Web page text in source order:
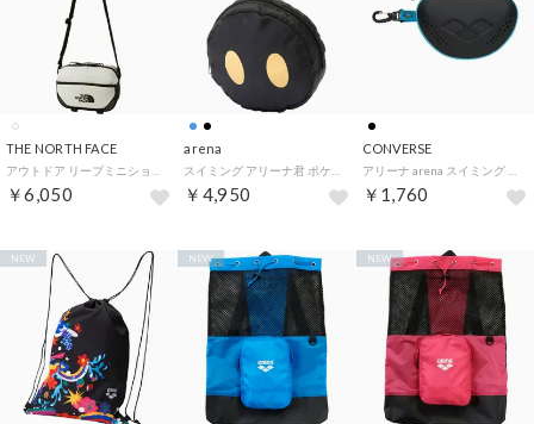
THE NORTH FACE
￥6,050
arena
￥4,950
CONVERSE
￥1,760
NEW NEW NEW